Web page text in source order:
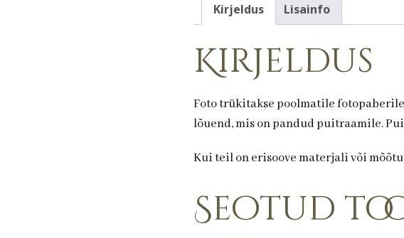
Kirjeldus Lisainfo
Kirjeldus
Foto trükitakse poolmatile
lõuend, mis on pandud puitraamile.
Kui teil on erisoove materjali või
Seotud